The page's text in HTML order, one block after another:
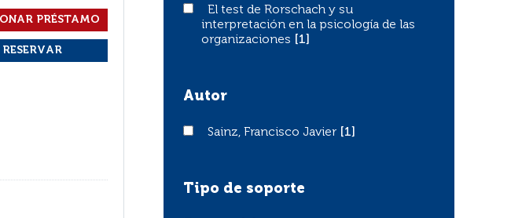
El test de Rorschach y su interpretación en la
El test de Rorschach y su
interpretación en la psicología de las
organizaciones
[1]
Autor
Sainz, Francisco Javier
Sainz, Francisco Javier [1]
Tipo de soporte